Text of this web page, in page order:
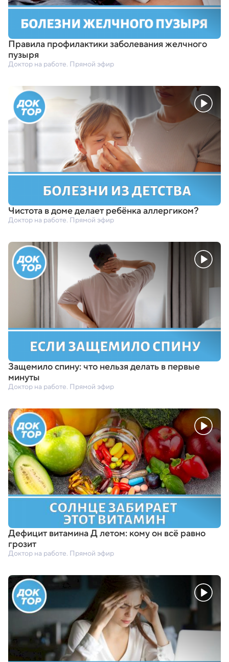
Правила профилактики заболевания желчного
пузыря
Доктор на работе. Прямой эфир
Чистота в доме делает ребёнка аллергиком?
Доктор на работе. Прямой эфир
Защемило спину: что нельзя делать в первые
минуты
Доктор на работе. Прямой эфир
Дефицит витамина Д летом: кому он всё равно
грозит
Доктор на работе. Прямой эфир